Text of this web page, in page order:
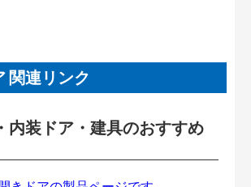
関連リンク
内装ドア・建具のおすすめ